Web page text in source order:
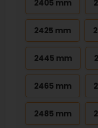
2405 mm
2425 mm
2445 mm
2465 mm
2485 mm